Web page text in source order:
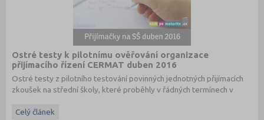
Ostré testy k pilotnímu ověřování organizace
přijímacího řízení CERMAT duben 2016
Ostré testy z pilotního testování povinných jednotných přijímacích
zkoušek na střední školy, které proběhly v řádných termínech v
Stáhněte si ostré i ilustrační testy
Celý článek